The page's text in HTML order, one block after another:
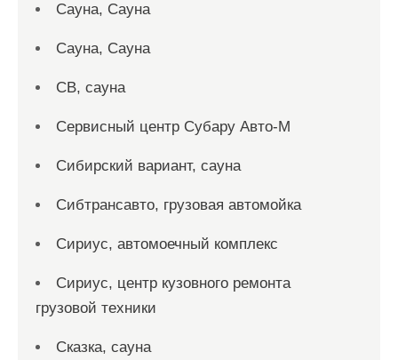
Сауна, Сауна
Сауна, Сауна
СВ, сауна
Сервисный центр Субару Авто-М
Сибирский вариант, сауна
Сибтрансавто, грузовая автомойка
Сириус, автомоечный комплекс
Сириус, центр кузовного ремонта
грузовой техники
Сказка, сауна